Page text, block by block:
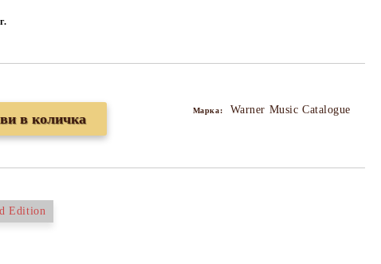
Марка: Warner Music Catalogue
Edition